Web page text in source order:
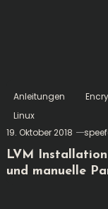
Anleitungen
Linux
19. Oktober 2018
LVM
und manuelle